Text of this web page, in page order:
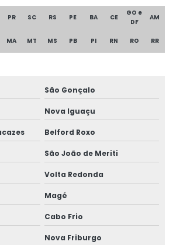
de aço
galvanizados
metálica
metálica
civil
industrial
valor
PR SC RS PE BA CE
GO e
DF
AM
MA MT MS PB PI RN RO RR
São Gonçalo
Nova Iguaçu
Belford Roxo
São João de Meriti
Volta Redonda
Magé
Cabo Frio
Nova Friburgo